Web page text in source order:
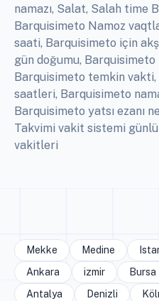
namazı, Salat, Salah time
Barquisimeto Namoz
saati, Barquisimeto için
gün doğumu,
Barquisimeto temkin
saatleri, Barquisimeto
Barquisimeto yatsı ezanı
Takvimi vakit sistemi
vakitleri
Mekke Medine
Ankara
izmir Bursa
Antalya
Denizli